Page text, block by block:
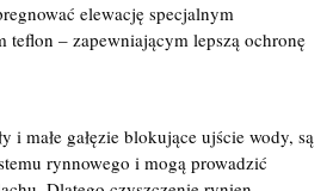
elewację specjalnym
teflon – zapewniającym lepszą ochronę
i małe gałęzie blokujące ujście wody, są
rynnowego i mogą prowadzić